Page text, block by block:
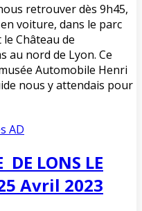
retrouver dès 9h45,
voiture, dans le parc
Château de
au nord de Lyon. Ce
Automobile Henri
nous y attendais pour
AD
DE LONS LE
Avril 2023